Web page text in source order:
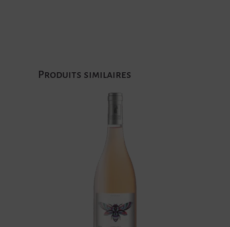
Produits similaires